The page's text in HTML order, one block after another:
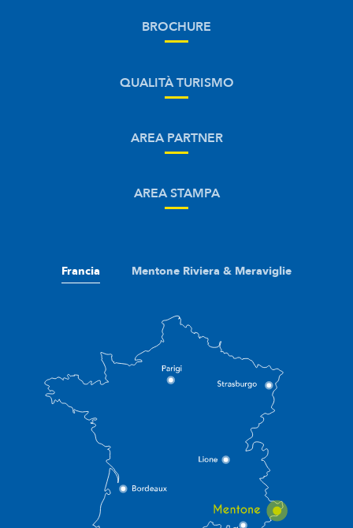
BROCHURE
QUALITÀ TURISMO
AREA PARTNER
AREA STAMPA
Francia Mentone Riviera & Meraviglie